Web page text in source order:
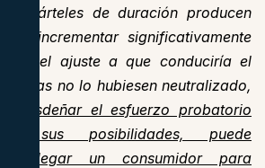
cárteles de duración producen
de incrementar significativamente
el ajuste a que conduciría el
no lo hubiesen neutralizado,
desdeñar el esfuerzo probatorio
sus posibilidades, puede
desplegar un consumidor para